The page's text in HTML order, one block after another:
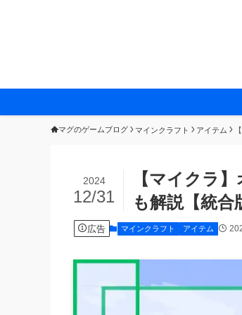
マグのゲームブログ マインクラフト アイテム
【マイクラ
も解説【統合
2024
12/31
広告 マインクラフト アイテム